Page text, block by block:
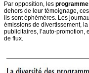
Par opposition, les
dehors de leur témoignage,
ils sont éphémères. Les
émissions de divertissement,
publicitaires, l’auto-promotion,
de flux.